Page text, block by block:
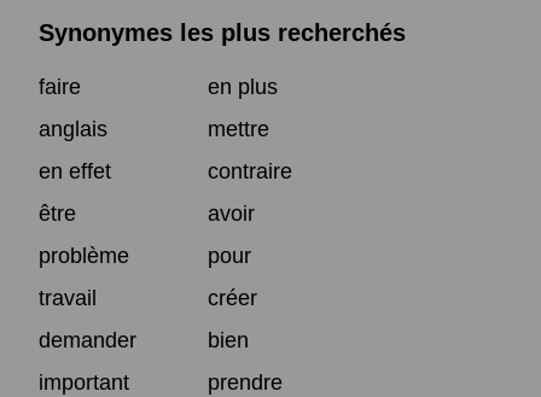
Synonymes les plus recherchés
faire
en plus
anglais
mettre
en effet
contraire
être
avoir
problème
pour
travail
créer
demander
bien
important
prendre